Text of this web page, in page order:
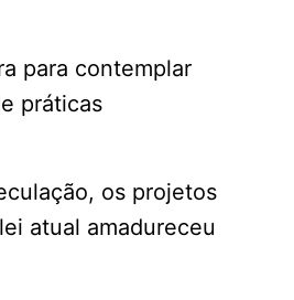
para contemplar
práticas
os projetos
atual amadureceu